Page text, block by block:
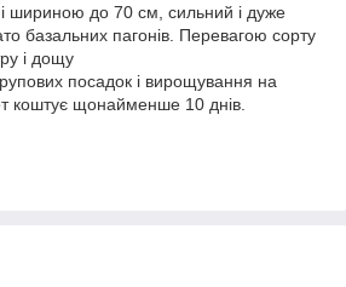
шириною до 70 см, сильний і дуже
базальних пагонів. Перевагою сорту
і дощу
посадок і вирощування на
коштує щонайменше 10 днів.